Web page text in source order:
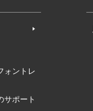
ォントレ
サポート